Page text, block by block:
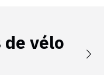
de vélo